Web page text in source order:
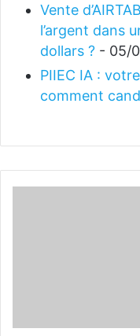
Vente
l’argent dans
dollars ? - 05/
PIIEC IA :
comment